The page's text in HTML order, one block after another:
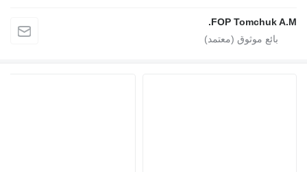
FOP Tomchuk A.M.